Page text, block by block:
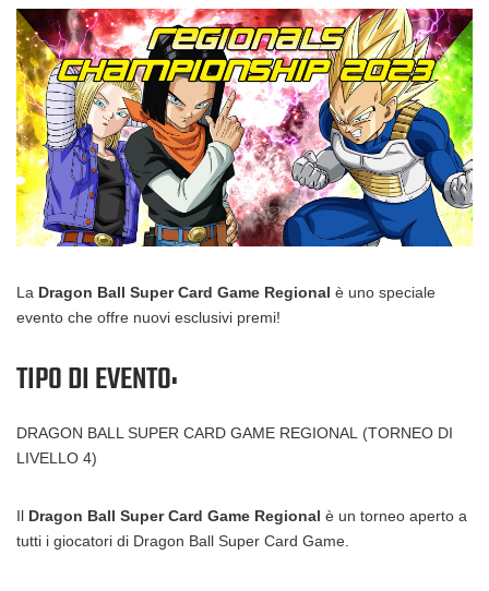
La Dragon Ball Super Card Game Regional è uno speciale
evento che offre nuovi esclusivi premi!
TIPO DI EVENTO:
DRAGON BALL SUPER CARD GAME REGIONAL (TORNEO DI
LIVELLO 4)
Il Dragon Ball Super Card Game Regional è un torneo aperto a
tutti i giocatori di Dragon Ball Super Card Game.